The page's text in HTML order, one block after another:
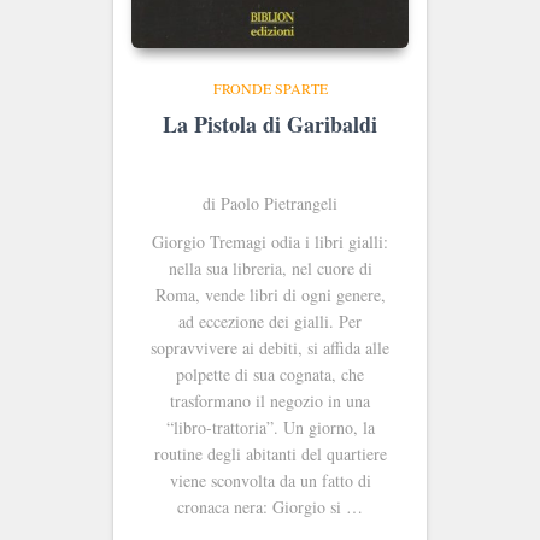
FRONDE SPARTE
La Pistola di Garibaldi
di Paolo Pietrangeli
Giorgio Tremagi odia i libri gialli:
nella sua libreria, nel cuore di
Roma, vende libri di ogni genere,
ad eccezione dei gialli. Per
sopravvivere ai debiti, si affida alle
polpette di sua cognata, che
trasformano il negozio in una
“libro-trattoria”. Un giorno, la
routine degli abitanti del quartiere
viene sconvolta da un fatto di
cronaca nera: Giorgio si …